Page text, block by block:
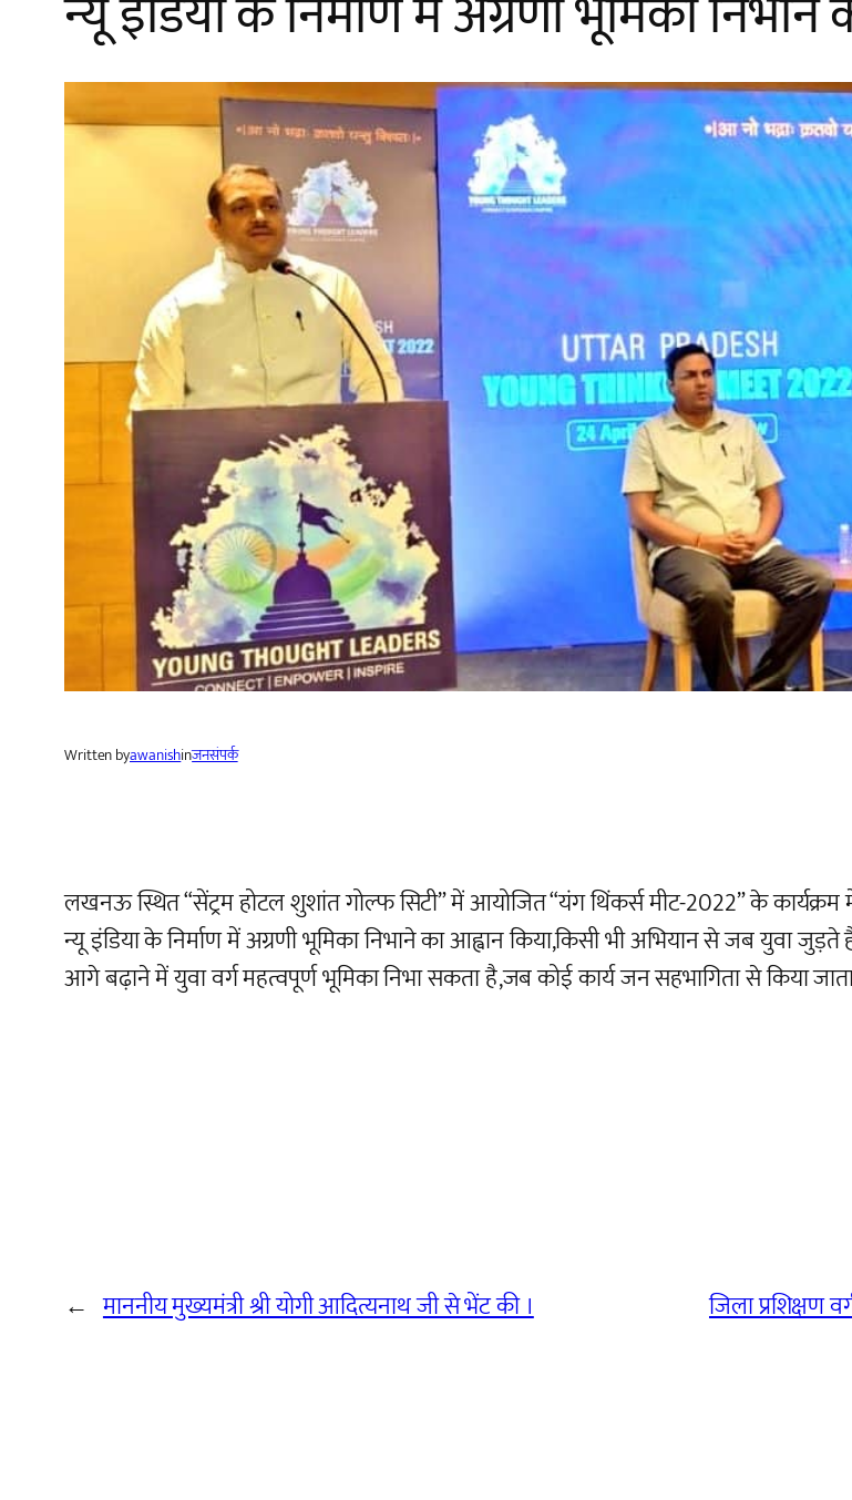
Written byawanishinजनसंपर्क
लखनऊ स्थित “सेंट्रम होटल शुशांत गोल्फ सिटी” में आयोजित “यंग थिंकर्स मीट-2022” के
न्यू इंडिया के निर्माण में अग्रणी भूमिका निभाने का आह्वान किया,किसी भी अभियान से जब युवा
आगे बढ़ाने में युवा वर्ग महत्वपूर्ण भूमिका निभा सकता है,जब कोई कार्य जन सहभागिता से किया
← माननीय मुख्यमंत्री श्री योगी आदित्यनाथ जी से भेंट की । जिला प्रशिक्षण